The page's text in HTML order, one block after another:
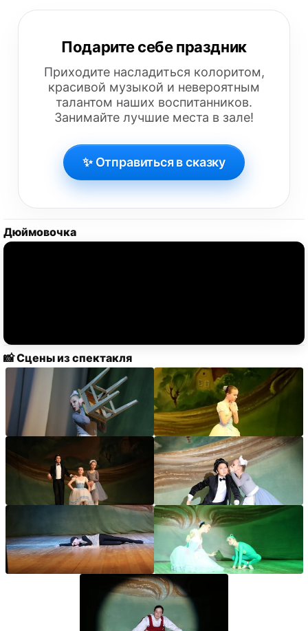
Подарите себе праздник
Приходите насладиться колоритом,
красивой музыкой и невероятным
талантом наших воспитанников.
Занимайте лучшие места в зале!
✨ Отправиться в сказку
Дюймовочка
📸 Сцены из спектакля